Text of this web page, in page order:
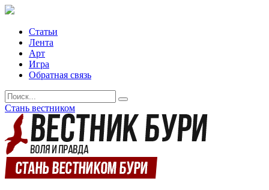
Статьи
Лента
Арт
Игра
Обратная связь
Стань вестником